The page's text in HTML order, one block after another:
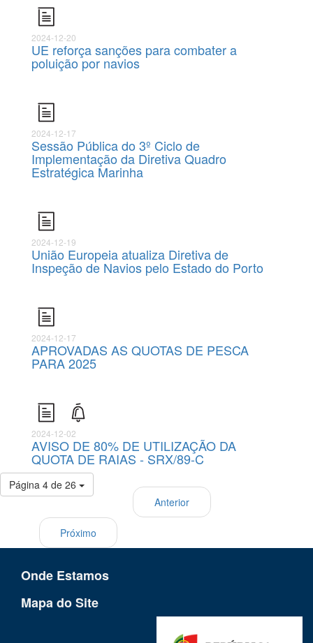
2024-12-20
UE reforça sanções para combater a
poluição por navios
2024-12-17
Sessão Pública do 3º Ciclo de
Implementação da Diretiva Quadro
Estratégica Marinha
2024-12-19
União Europeia atualiza Diretiva de
Inspeção de Navios pelo Estado do Porto
2024-12-17
APROVADAS AS QUOTAS DE PESCA
PARA 2025
2024-12-02
AVISO DE 80% DE UTILIZAÇÃO DA
QUOTA DE RAIAS - SRX/89-C
Página 4 de 26
Anterior
Próximo
Onde Estamos
Mapa do Site